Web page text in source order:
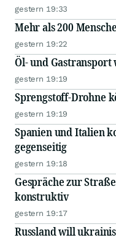
gestern 19:33
Mehr als 200
gestern 19:22
Öl- und
gestern 19:19
Sprengstoff-Drohne
gestern 19:19
Spanien und Italien
gegenseitig
gestern 19:18
Gespräche zur
konstruktiv
gestern 19:17
Russland will